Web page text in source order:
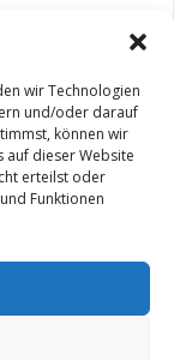
wir Technologien
und/oder darauf
können wir
auf dieser Website
erteilst oder
Funktionen
WordPress and